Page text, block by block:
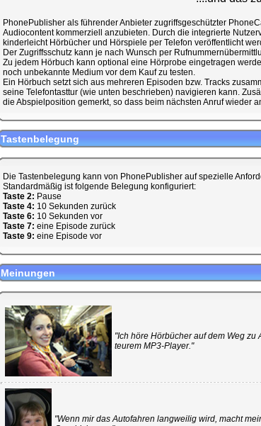
PhonePublisher als führender Anbieter zugriffsgeschützter
Audiocontent kommerziell anzubieten. Durch die integrierte
kinderleicht Hörbücher und Hörspiele per Telefon veröffentlicht
Der Zugriffsschutz kann je nach Wunsch per
Zu jedem Hörbuch kann optional eine Hörprobe eingetragen
noch unbekannte Medium vor dem Kauf zu testen.
Ein Hörbuch setzt sich aus mehreren Episoden bzw. Tracks
seine Telefontasttur (wie unten beschrieben) navigieren kann.
die Abspielposition gemerkt, so dass beim nächsten Anruf wieder
Tastenbelegung
Die Tastenbelegung kann von PhonePublisher auf spezielle
Standardmäßig ist folgende Belegung konfiguriert:
Taste 2: Pause
Taste 4: 10 Sekunden zurück
Taste 6: 10 Sekunden vor
Taste 7: eine Episode zurück
Taste 9: eine Episode vor
Meinungen
"Ich höre Hörbücher auf dem Weg
teurem MP3-Player."
"Wenn mir das Autofahren langweilig wird, macht